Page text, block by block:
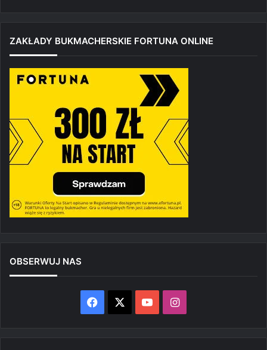
ZAKŁADY BUKMACHERSKIE FORTUNA ONLINE
OBSERWUJ NAS
Facebook YouTubeInstagram